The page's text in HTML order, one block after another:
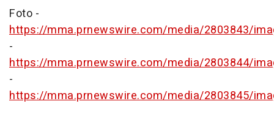
Foto -
https://mma.prnewswire.com/media/2803843/
-
https://mma.prnewswire.com/media/2803844/
-
https://mma.prnewswire.com/media/2803845/